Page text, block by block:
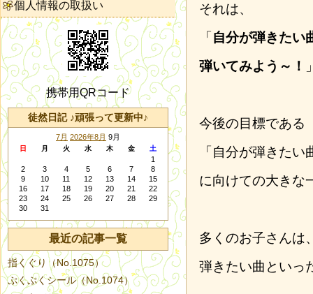
それは、
「 自分が弾きたい
弾いてみよう～！
今後の目標である
「自分が弾きた
に向けての大きな
多くのお子さんは
弾きたい曲といっ
個人情報の取扱い
携帯用QRコード
徒然日記 ♪頑張って更新中♪
7月 2026年8月 9月
日 月 火 水 木 金 土
1
2
3 4 5 6 7
8
9
10 11 12 13 14
15
16
17 18 19 20 21
22
23
24 25 26 27 28
29
30
31
最近の記事一覧
指くぐり（No.1075）
ぷくぷくシール（No.1074）